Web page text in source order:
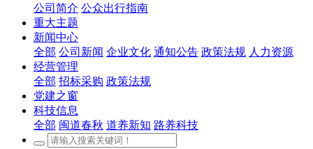
公司简介 公众出行指南
重大主题
新闻中心
全部 公司新闻 企业文化 通知公告 政策法规 人力资源
经营管理
全部 招标采购 政策法规
党建之窗
科技信息
全部 闽道春秋 道养新知 路养科技